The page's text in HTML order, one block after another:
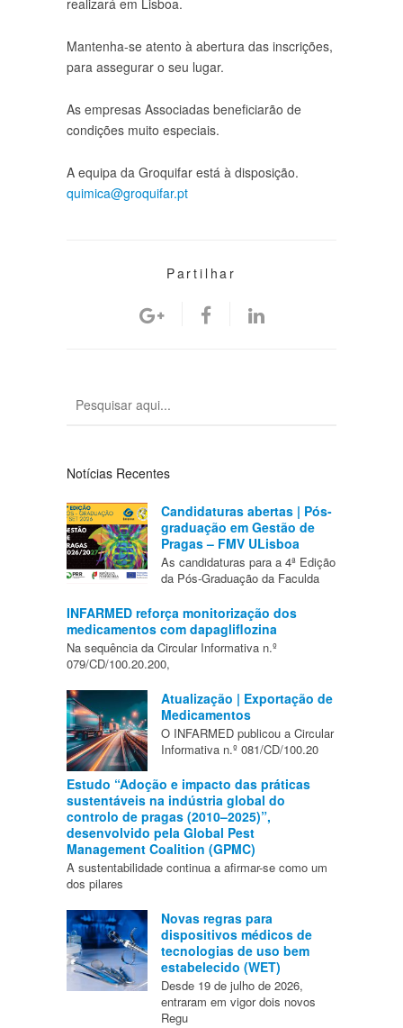
realizará em Lisboa.
Mantenha-se atento à abertura das inscrições,
para assegurar o seu lugar.
As empresas Associadas beneficiarão de
condições muito especiais.
A equipa da Groquifar está à disposição.
quimica@groquifar.pt
Partilhar
Notícias Recentes
Candidaturas abertas | Pós-
graduação em Gestão de
Pragas – FMV ULisboa
As candidaturas para a 4ª Edição
da Pós-Graduação da Faculda
INFARMED reforça monitorização dos
medicamentos com dapagliflozina
Na sequência da Circular Informativa n.º
079/CD/100.20.200,
Atualização | Exportação de
Medicamentos
O INFARMED publicou a Circular
Informativa n.º 081/CD/100.20
Estudo “Adoção e impacto das práticas
sustentáveis na indústria global do
controlo de pragas (2010–2025)”,
desenvolvido pela Global Pest
Management Coalition (GPMC)
A sustentabilidade continua a afirmar-se como um
dos pilares
Novas regras para
dispositivos médicos de
tecnologias de uso bem
estabelecido (WET)
Desde 19 de julho de 2026,
entraram em vigor dois novos
Regu